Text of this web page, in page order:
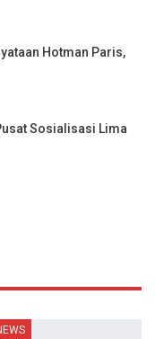
Hotman Paris,
Sosialisasi Lima